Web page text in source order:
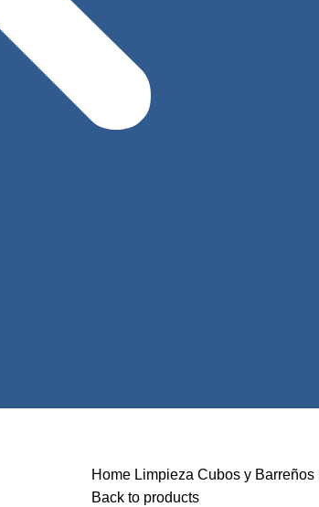
Home Limpieza Cubos y Barreños
Back to products